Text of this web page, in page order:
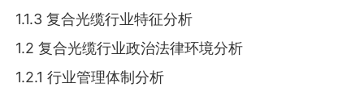
1.1.3 复合光缆行业特征分析
1.2 复合光缆行业政治法律环境分析
1.2.1 行业管理体制分析